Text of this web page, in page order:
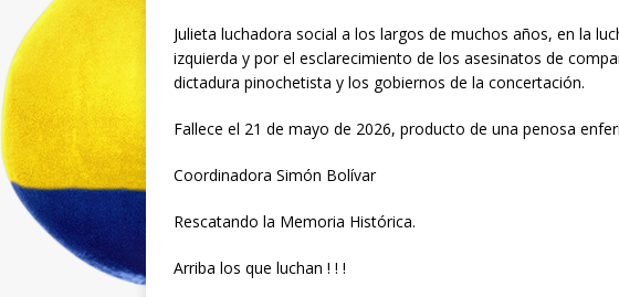
Julieta luchadora social a los largos de muchos años, en la
izquierda y por el esclarecimiento de los asesinatos de
dictadura pinochetista y los gobiernos de la concertación.
Fallece el 21 de mayo de 2026, producto de una penosa
Coordinadora Simón Bolívar
Rescatando la Memoria Histórica.
Arriba los que luchan ! ! !